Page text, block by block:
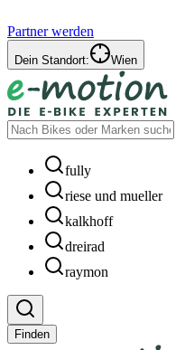
Partner werden
Dein Standort: Wien
fully
riese und mueller
kalkhoff
dreirad
raymon
Finden